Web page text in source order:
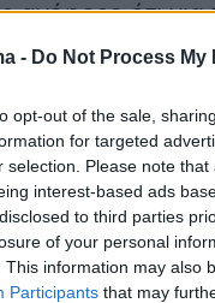
- Do Not Process
opt-out of the sale,
for targeted
selection. Please note
interest-based ads
to third parties
of your personal
This information may also
Participants that may
ότι για
της Thomas
κολοσσού έχουν
«δυνατότητα
ανακοίνωση
Μείωση του
κατά 1
τις